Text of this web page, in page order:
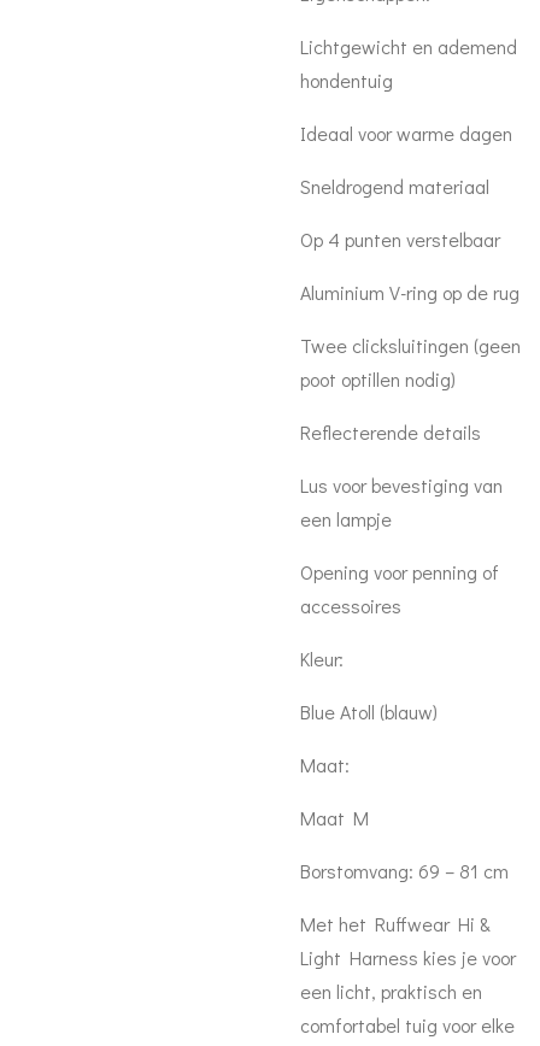
Lichtgewicht en ademend
hondentuig
Ideaal voor warme dagen
Sneldrogend materiaal
Op 4 punten verstelbaar
Aluminium V-ring op de rug
Twee clicksluitingen (geen
poot optillen nodig)
Reflecterende details
Lus voor bevestiging van
een lampje
Opening voor penning of
accessoires
Kleur:
Blue Atoll (blauw)
Maat:
Maat M
Borstomvang: 69 – 81 cm
Met het Ruffwear Hi &
Light Harness kies je voor
een licht, praktisch en
comfortabel tuig voor elke